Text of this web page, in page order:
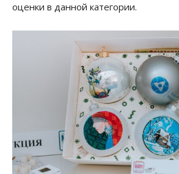
оценки в данной категории.